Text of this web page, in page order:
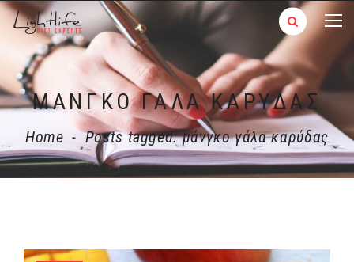
ΜΆΝΓΚΟ ΓΆΛΑ ΚΑΡΎΔΑΣ
Home - Posts tagged: μάνγκο γάλα καρύδας